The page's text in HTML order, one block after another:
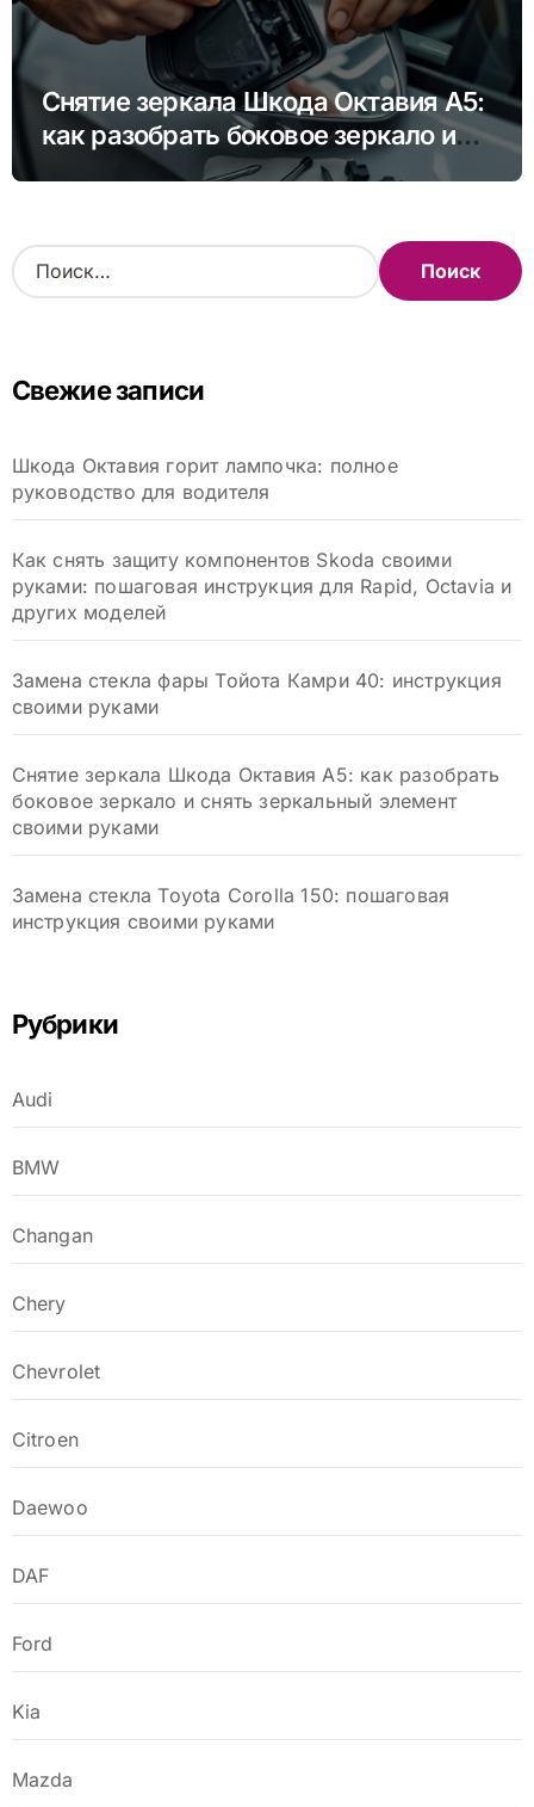
Снятие зеркала Шкода Октавия А5:
как разобрать боковое зеркало и
снять зеркальный элемент своими
Н
а
:Свежие записи
Шкода Октавия горит лампочка: полное
руководство для водителя
Как снять защиту компонентов Skoda своими
руками: пошаговая инструкция для Rapid, Octavia и
других моделей
Замена стекла фары Тойота Камри 40: инструкция
своими руками
Снятие зеркала Шкода Октавия А5: как разобрать
боковое зеркало и снять зеркальный элемент
своими руками
Замена стекла Toyota Corolla 150: пошаговая
инструкция своими руками
Рубрики
Audi
BMW
Changan
Chery
Chevrolet
Citroen
Daewoo
DAF
Ford
Kia
Mazda